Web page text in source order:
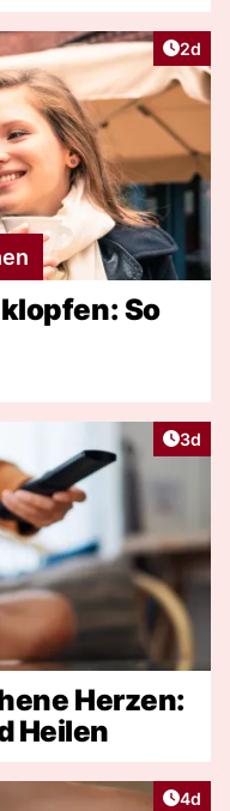
2d
So
3d
Herzen:
Heilen
4d